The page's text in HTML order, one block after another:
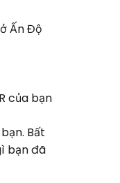
Ấn Độ
của bạn
Bất
bạn đã